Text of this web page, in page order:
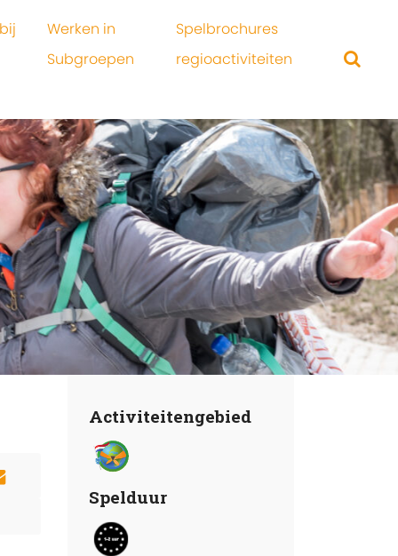
Werken in
Subgroepen
Spelbrochures
regioactiviteiten
Activiteitengebied
Spelduur